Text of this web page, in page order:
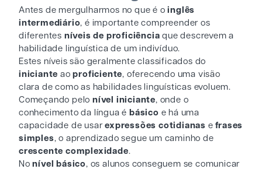
Antes de mergulharmos no que é oinglês
intermediário, é importante compreender os
diferentes níveis de proficiência que descrevem a
habilidade linguística de um indivíduo.
Estes níveis são geralmente classificados do
iniciante aoproficiente, oferecendo uma visão
clara de como as habilidades linguísticas evoluem.
Começando pelo nível iniciante, onde o
conhecimento da língua é básico e há uma
capacidade de usarexpressões cotidianas e frases
simples, o aprendizado segue um caminho de
crescente complexidade.
Nonível básico, os alunos conseguem se comunicar